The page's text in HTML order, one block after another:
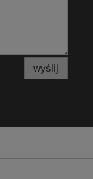
wyślij